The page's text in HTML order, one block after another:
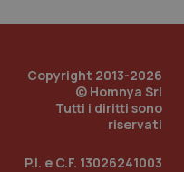
Copyright 2013-2026
© Homnya Srl
Tutti i diritti sono
riservati
P.I. e C.F. 13026241003
.quotidianosanita.it
1